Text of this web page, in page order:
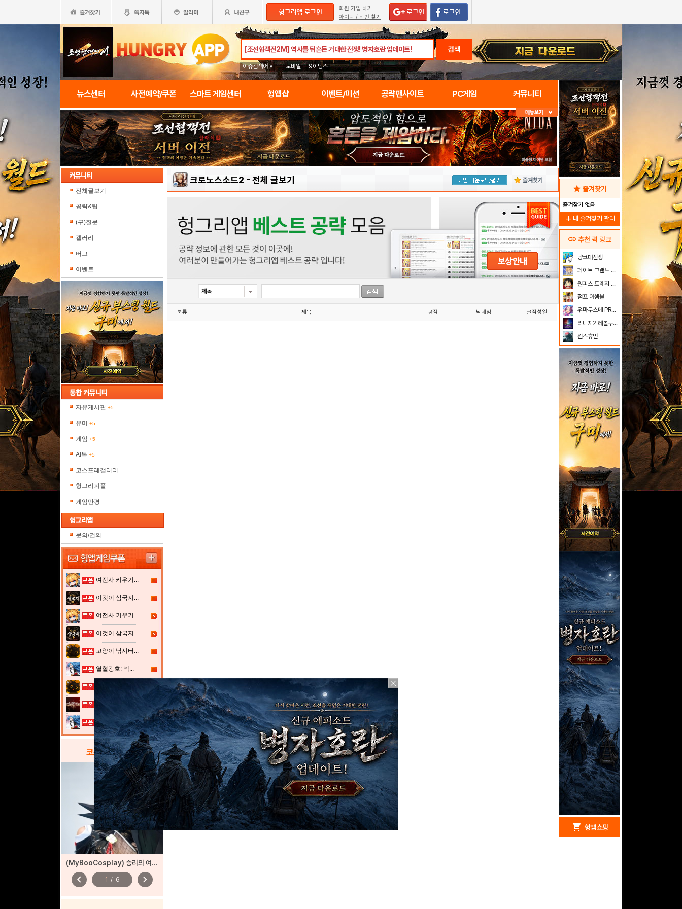
회원 가입 하기
아이디 / 비번 찾기
검색
이슈검색어 » 모바일 9이닝스
뉴스센터 사전예약/쿠폰 스마트 게임센터 헝앱샵 이벤트/미션 공략팬사이트 PC게임 커뮤니티
전체글보기
공략&팁
(구)질문
갤러리
버그
이벤트
자유게시판 +5
유머 +5
게임 +5
AI톡 +5
코스프레갤러리
헝그리피플
게임만평
문의/건의
여전사 키우기...
이것이 삼국지...
여전사 키우기...
이것이 삼국지...
고양이 낚시터...
열혈강호: 넥...
그레이 사가
열혈강호: 넥...
코스프레갤러리
(MyBooCosplay) 승리의 여신: 니케 ‘사쿠라’
chevron_left 1 / 6 chevron_right
크로노스소드2 - 전체 글보기 즐겨찾기
분류 제목 평점 닉네임 글작성일
star 즐겨찾기
즐겨찾기 없음
add 내 즐겨찾기 관리
link 추천 퀵 링크
냥코대전쟁
페이트 그랜드 오더
원피스 트레저 크루즈
점프 어셈블
우마무스메 PRETTY DERBY
리니지2 레볼루션
원스휴먼
shopping_cart 헝앱 쇼핑